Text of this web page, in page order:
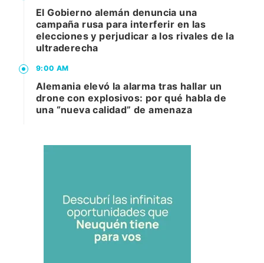
El Gobierno alemán denuncia una
campaña rusa para interferir en las
elecciones y perjudicar a los rivales de la
ultraderecha
9:00 AM
Alemania elevó la alarma tras hallar un
drone con explosivos: por qué habla de
una “nueva calidad” de amenaza